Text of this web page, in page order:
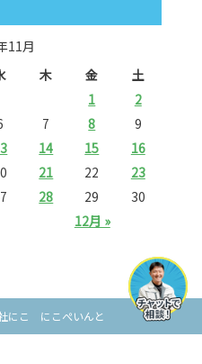
11月
木 金 土
12月 »
1
2
7 8
9
14 15
16
21 22
23
28 29 30
にこ にこぺいんと